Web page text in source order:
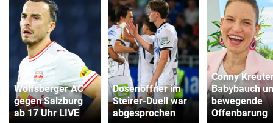
Wolfsberger AC
gegen Salzburg
ab 17 Uhr LIVE
Dosenöffner im
Steirer-Duell war
abgesprochen
Conny
Babybauch
bewegende
Offenbarung